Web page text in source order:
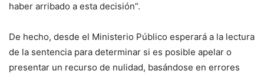
haber arribado a esta decisión”.
De hecho, desde el Ministerio Público esperará a la lectura
de la sentencia para determinar si es posible apelar o
presentar un recurso de nulidad, basándose en errores